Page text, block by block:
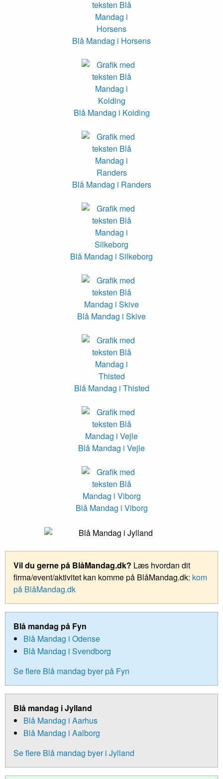
Blå Mandag i Horsens
Blå Mandag i Kolding
Blå Mandag i Randers
Blå Mandag i Silkeborg
Blå Mandag i Skive
Blå Mandag i Thisted
Blå Mandag i Vejle
Blå Mandag i Viborg
Vil du gerne på BlåMandag.dk? Læs hvordan dit
firma/event/aktivitet kan komme på BlåMandag.dk: kom
på BlåMandag.dk
Blå mandag på Fyn
Blå Mandag i Odense
Blå Mandag i Svendborg
Se flere Blå mandag byer på Fyn
Blå mandag i Jylland
Blå Mandag i Aarhus
Blå Mandag i Aalborg
Se flere Blå mandag byer i Jylland